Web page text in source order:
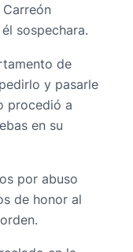
sospechara.
de
y pasarle
procedió a
en su
por abuso
de honor al